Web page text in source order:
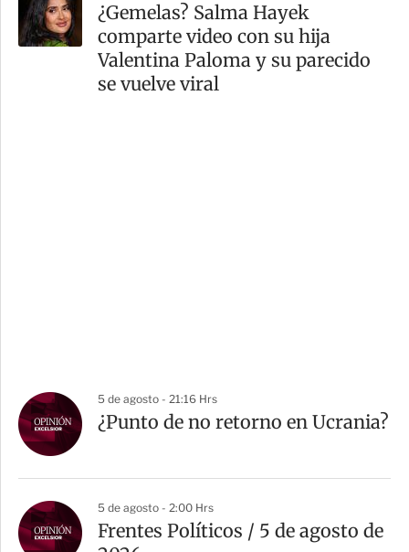
¿Gemelas? Salma Hayek
comparte video con su hija
Valentina Paloma y su parecido
se vuelve viral
5 de agosto - 21:16 Hrs
¿Punto de no retorno en Ucrania?
5 de agosto - 2:00 Hrs
Frentes Políticos / 5 de agosto de